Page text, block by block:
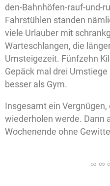
den-Bahnhöfen-rauf-und-
Fahrstühlen standen
viele Urlauber mit
Warteschlangen, die
Umsteigezeit. Fünfzehn
Gepäck mal drei
besser als Gym.
Insgesamt ein
wiederholen werde. Dann
Wochenende ohne